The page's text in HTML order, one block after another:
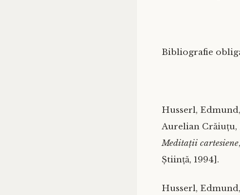
Bibliografie
Husserl,
Aurelian Crăiuțu,
Meditații cartesiene
Știință, 1994].
Husserl,